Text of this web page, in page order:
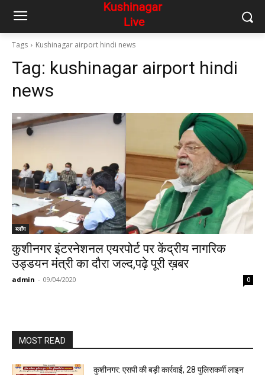
Tags Kushinagar airport hindi news
Tag: kushinagar airport hindi
news
ब्लॉग
कुशीनगर इंटरनेशनल एयरपोर्ट पर केंद्रीय नागरिक
उड्डयन मंत्री का दौरा जल्द,पढ़े पूरी ख़बर
admin - 09/04/2020 0
MOST READ
कुशीनगर: एसपी की बड़ी कार्रवाई, 28 पुलिसकर्मी लाइन